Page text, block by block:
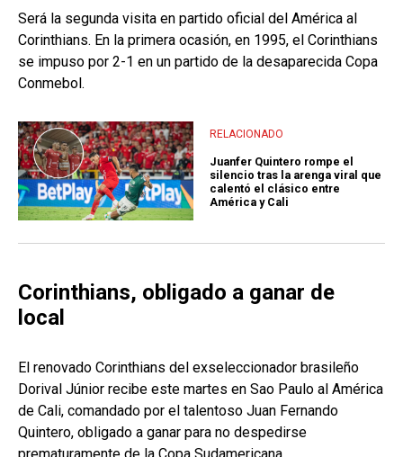
Será la segunda visita en partido oficial del América al
Corinthians. En la primera ocasión, en 1995, el Corinthians
se impuso por 2-1 en un partido de la desaparecida Copa
Conmebol.
RELACIONADO
Juanfer Quintero rompe el
silencio tras la arenga viral que
calentó el clásico entre
América y Cali
Corinthians, obligado a ganar de
local
El renovado Corinthians del exseleccionador brasileño
Dorival Júnior recibe este martes en Sao Paulo al América
de Cali, comandado por el talentoso Juan Fernando
Quintero, obligado a ganar para no despedirse